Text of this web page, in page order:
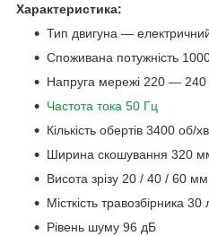
Характеристика:
Тип двигуна —
Споживана потужність
Напруга мережі 220 —
Частота тока 50 Гц
Кількість обертів 3400 об/хв.
Ширина скошування 320
Висота зрізу 20 / 40 / 60 мм.
Місткість травозбірника 30
Рівень шуму 96 дБ